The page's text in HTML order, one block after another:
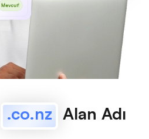
Mevcut!
.co.nz Alan Adı